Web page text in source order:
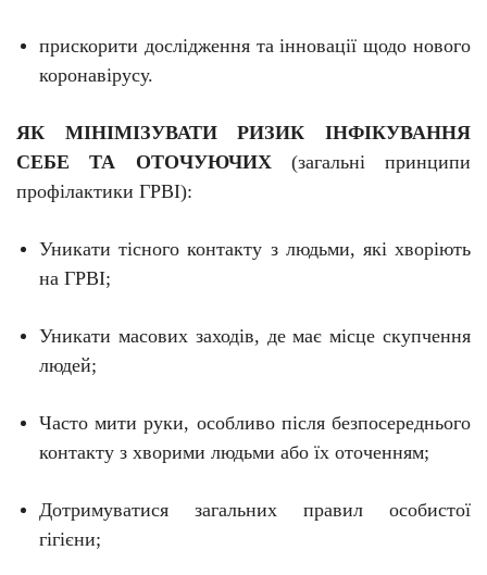
прискорити дослідження та інновації щодо нового
коронавірусу.
ЯК МІНІМІЗУВАТИ РИЗИК ІНФІКУВАННЯ
СЕБЕ ТА ОТОЧУЮЧИХ (загальні принципи
профілактики ГРВІ):
Уникати тісного контакту з людьми, які хворіють
на ГРВІ;
Уникати масових заходів, де має місце скупчення
людей;
Часто мити руки, особливо після безпосереднього
контакту з хворими людьми або їх оточенням;
Дотримуватися загальних правил особистої
гігієни;